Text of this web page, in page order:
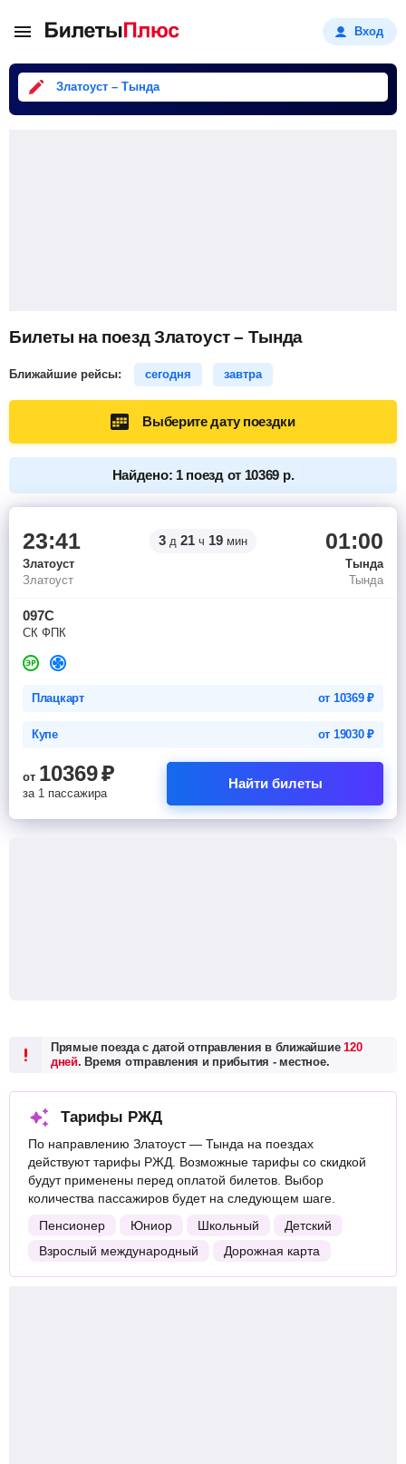
Вход
Златоуст – Тында
Билеты на поезд Златоуст – Тында
Ближайшие рейсы: сегодня завтра
Выберите дату поездки
Найдено: 1 поезд от 10369 р.
23:41 3 д 21 ч 19 мин 01:00
Златоуст
Тында
Златоуст
Тында
097С
СК ФПК
Плацкарт от 10369₽
Купе от 19030₽
от 10369₽
за 1 пассажира
Найти билеты
Прямые поезда с датой отправления в ближайшие120
дней. Время отправления и прибытия - местное.
Тарифы РЖД
По направлению Златоуст — Тында на поездах
действуют тарифы РЖД. Возможные тарифы со скидкой
будут применены перед оплатой билетов. Выбор
количества пассажиров будет на следующем шаге.
Пенсионер
Юниор Школьный
Детский
Взрослый международный
Дорожная карта